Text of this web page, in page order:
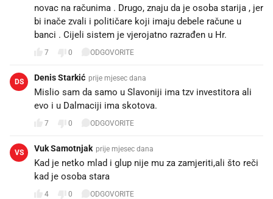
novac na računima . Drugo, znaju da je osoba starija , jer
bi inače zvali i političare koji imaju debele račune u
banci . Cijeli sistem je vjerojatno razrađen u Hr.
7 0 ODGOVORITE
DS Denis Starkić prije mjesec dana
Mislio sam da samo u Slavoniji ima tzv investitora ali
evo i u Dalmaciji ima skotova.
7 0 ODGOVORITE
VS Vuk Samotnjak prije mjesec dana
Kad je netko mlad i glup nije mu za zamjeriti,ali što reči
kad je osoba stara
4 0 ODGOVORITE